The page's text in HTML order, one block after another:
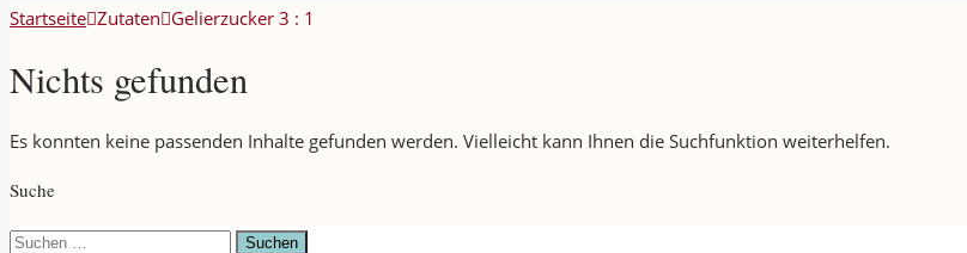
Startseite Zutaten Gelierzucker 3 : 1
Nichts gefunden
Es konnten keine passenden Inhalte gefunden werden. Vielleicht kann Ihnen die Suchfunktion weiterhelfen.
Suche
Suchen